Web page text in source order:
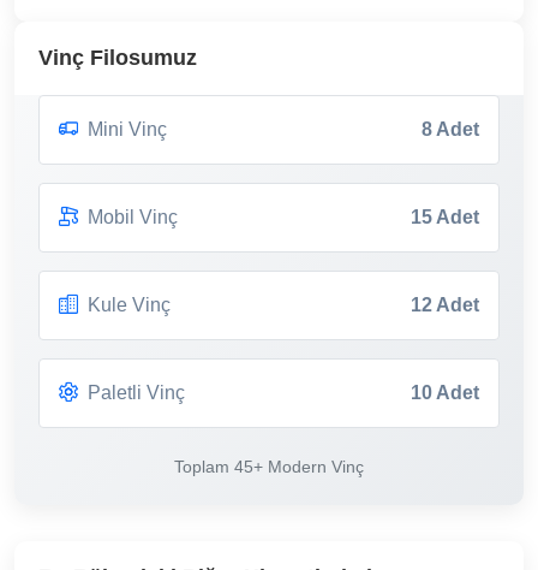
Vinç Filosumuz
Mini Vinç 8 Adet
Mobil Vinç 15 Adet
Kule Vinç 12 Adet
Paletli Vinç 10 Adet
Toplam 45+ Modern Vinç